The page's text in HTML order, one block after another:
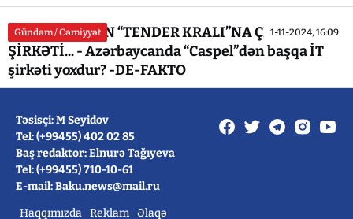
Gündəm / Cəmiyyət 1-11-2024, 16:09
SABİQ NAZİRİN “TENDER KRALI”NA ÇEVRİLƏN
ŞİRKƏTİ... - Azərbaycanda “Caspel”dən başqa İT
şirkəti yoxdur? -DE-FAKTO
Təsisçi: M Seyidov
Tel: (+99455) 402 02 85
Baş redaktor: Elnurə Tağıyeva
Tel: (+99455) 710-10-61
E-mail: Baku.news@mail.ru
Haqqımızda Reklam Əlaqə